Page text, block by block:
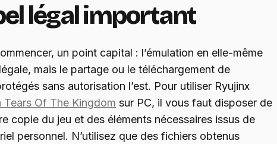
légal important
un point capital : l’émulation en elle-même
mais le partage ou le téléchargement de
sans autorisation l’est. Pour utiliser Ryujinx
Tears Of The Kingdom sur PC, il vous faut disposer de
copie du jeu et des éléments nécessaires issus de
personnel. N’utilisez que des fichiers obtenus